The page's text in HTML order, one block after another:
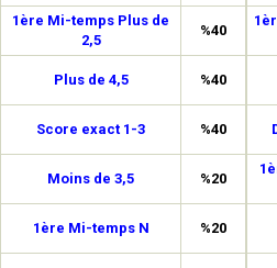
1ère Mi-temps Plus de
2,5
%40
Plus de 4,5 %40
Score exact 1-3 %40
Moins de 3,5 %20
1ère Mi-temps N %20